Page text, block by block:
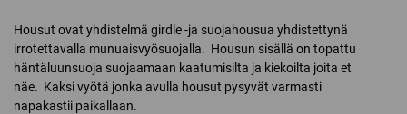
Housut ovat yhdistelmä girdle -ja suojahousua yhdistettynä
irrotettavalla munuaisvyösuojalla. Housun sisällä on topattu
häntäluunsuoja suojaamaan kaatumisilta ja kiekoilta joita et
näe. Kaksi vyötä jonka avulla housut pysyvät varmasti
napakastii paikallaan.